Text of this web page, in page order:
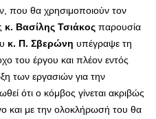
που θα χρησιμοποιούν τον
κ. Βασίλης Τσιάκος παρουσία
κ. Π. Σβερώνη υπέγραψε τη
του έργου και πλέον εντός
των εργασιών για την
ότι ο κόμβος γίνεται ακριβώς
και με την ολοκλήρωσή του θα